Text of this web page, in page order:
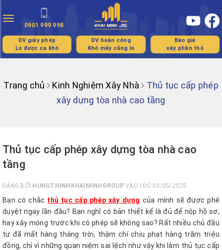
Toggle
navigation
0901 999 998
DV giấy phép
Lo được ca khó
DV hoàn công
Khó mấy cũng lo
Báo giá
xây phần thô
Trang chủ Kinh Nghiệm Xây Nhà
Thủ tục cấp phép
xây dựng tòa nhà cao tầng
Thủ tục cấp phép xây dựng tòa nhà cao
tầng
ĐĂNG BỞI HUNGTHINHKHAIMINHGROUPVÀO LÚC 03/05/2025
Bạn có chắc thủ tục cấp phép xây dựng của mình sẽ được phê
duyệt ngay lần đầu? Bạn nghĩ có bản thiết kế là đủ để nộp hồ sơ,
hay xây móng trước khi có phép sẽ không sao? Rất nhiều chủ đầu
tư đã mất hàng tháng trời, thậm chí chịu phạt hàng trăm triệu
đồng, chỉ vì những quan niệm sai lệch như vậy khi làm thủ tục cấp